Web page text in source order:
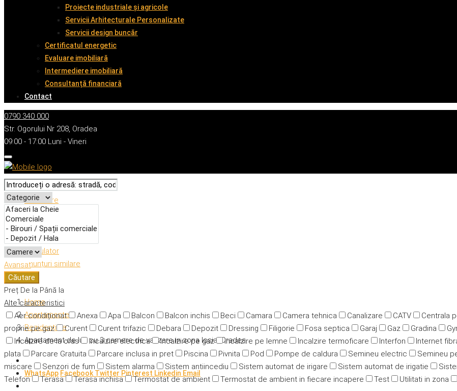
Proiecte industriale și agricole
Servicii Arhitecturale Personalizate
Servicii design buncăr
Certificatul energetic
Evaluare imobiliară
Intermediere imobiliară
Consultanță financiară
Contact
0790 340 000
Str. Ogorului Nr 208, Oradea
09:00 - 17:00 Luni - Vineri
Avansat
Căutare
Preț De la Până la
Alte caracteristici
Aer condiționat
Anexa Apa Balcon Balcon inchis Beci Camara Camera tehnica Canalizare CATV Centrala
proprie pe gaz
Curent Curent trifazic Debara Depozit Dressing Filigorie Fosa septica Garaj Gaz Gradina
Incalzire de la oras
Incalzire electrica Incalzire pe gaz incalzire pe lemne Incalzire termoficare Interfon Internet
plata
Parcare Gratuita Parcare inclusa in pret Piscina Pivnita Pod Pompe de caldura Semineu electric Semineu
miscare
Senzori de fum Sistem alarma Sistem antiincediu Sistem automat de irigare Sistem automat de irigatie
Telefon
Terasa Terasa inchisa Termostat de ambient Termostat de ambient in fiecare incapere Test Utilitati in zona
Descriere
Caracteristici
Adresă
Detalii
Calculator
Anunțuri similare
Home
Apartamente
Rezidențiale
Apartament de lux cu 3 camere de vanzare in zona Iosia, Oradea
WhatsApp Facebook Twitter Pinterest Linkedin Email